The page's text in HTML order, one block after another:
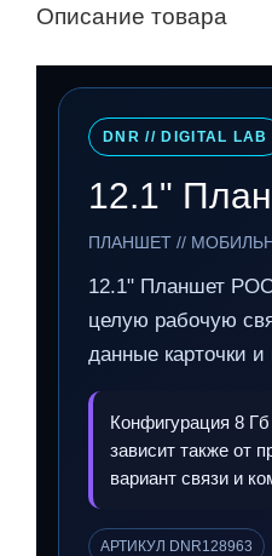
Описание товара
DNR // DIGITAL LAB
12.1"
ПЛАНШЕТ //
12.1" Планшет
целую рабочую
данные карточки
Конфигурация 8
зависит также от
вариант связи и
АРТИКУЛ DNR128963